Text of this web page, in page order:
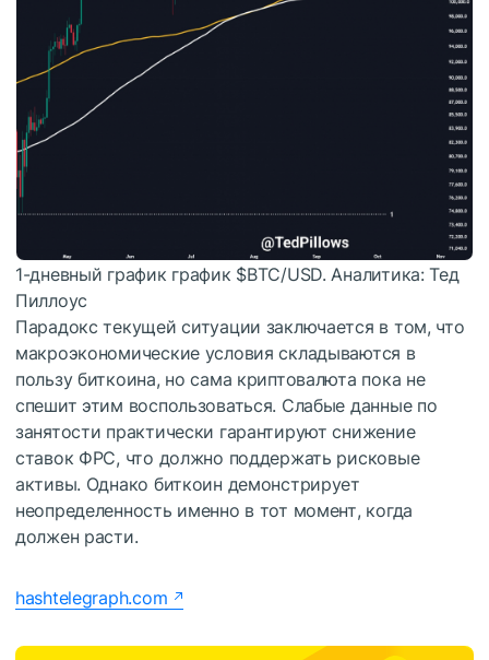
1-дневный график график $BTC/USD. Аналитика: Тед
Пиллоус
Парадокс текущей ситуации заключается в том, что
макроэкономические условия складываются в
пользу биткоина, но сама криптовалюта пока не
спешит этим воспользоваться. Слабые данные по
занятости практически гарантируют снижение
ставок ФРС, что должно поддержать рисковые
активы. Однако биткоин демонстрирует
неопределенность именно в тот момент, когда
должен расти.
hashtelegraph.com